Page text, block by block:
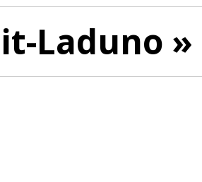
Laduno »